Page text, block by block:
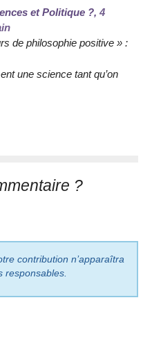
et Politique ?, 4
de philosophie positive » :
une science tant qu’on
?
contribution n’apparaîtra
responsables.